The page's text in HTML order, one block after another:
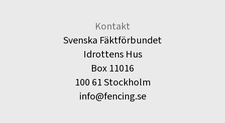
Kontakt
Svenska Fäktförbundet
Idrottens Hus
Box 11016
100 61 Stockholm
info@fencing.se